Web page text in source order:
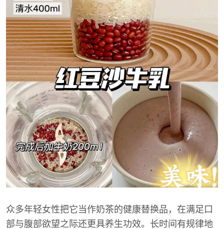
众多年轻女性把它当作奶茶的健康替换品，在满足口
部与腹部欲望之际还更具养生功效。长时间有规律地